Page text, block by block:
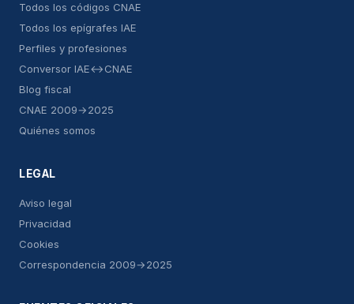
Todos los códigos CNAE
Todos los epígrafes IAE
Perfiles y profesiones
Conversor IAE↔CNAE
Blog fiscal
CNAE 2009→2025
Quiénes somos
LEGAL
Aviso legal
Privacidad
Cookies
Correspondencia 2009→2025